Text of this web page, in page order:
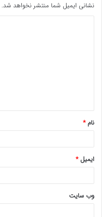
نشانی ایمیل شما منتشر نخواهد شد.
*
نام*
ایمیل*
وب‌ سایت